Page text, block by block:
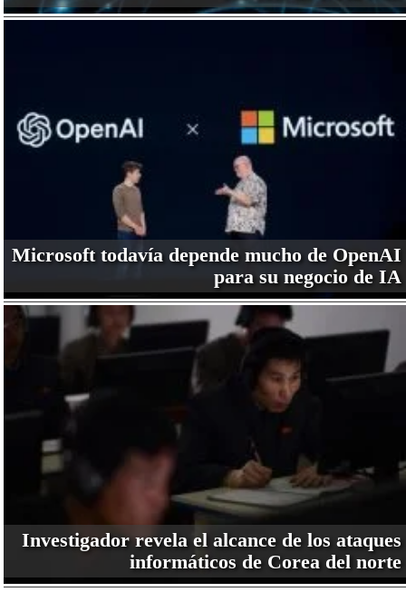
Microsoft todavía depende mucho de OpenAI
para su negocio de IA
Investigador revela el alcance de los ataques
informáticos de Corea del norte